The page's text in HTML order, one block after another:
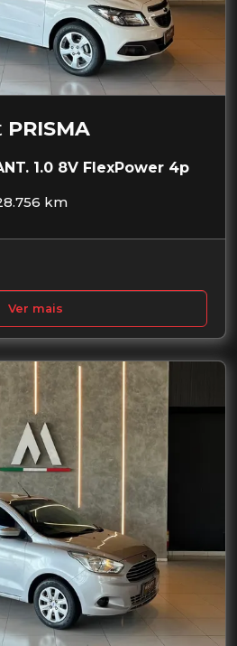
PRISMA
1.0 8V FlexPower 4p
km
Ver mais